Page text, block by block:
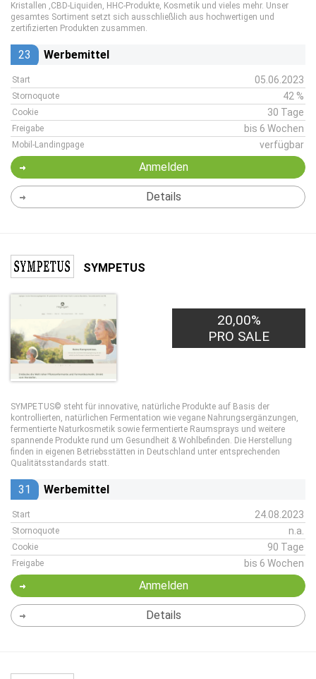
Kristallen ,CBD-Liquiden, HHC-Produkte, Kosmetik und vieles mehr. Unser
gesamtes Sortiment setzt sich ausschließlich aus hochwertigen und
zertifizierten Produkten zusammen.
23 Werbemittel
Start 05.06.2023
Stornoquote 42 %
Cookie 30 Tage
Freigabe bis 6 Wochen
Mobil-Landingpage verfügbar
Anmelden
Details
SYMPETUS
20,00%
PRO SALE
SYMPETUS© steht für innovative, natürliche Produkte auf Basis der
kontrollierten, natürlichen Fermentation wie vegane Nahrungsergänzungen,
fermentierte Naturkosmetik sowie fermentierte Raumsprays und weitere
spannende Produkte rund um Gesundheit & Wohlbefinden. Die Herstellung
finden in eigenen Betriebsstätten in Deutschland unter entsprechenden
Qualitätsstandards statt.
31 Werbemittel
Start 24.08.2023
Stornoquote n.a.
Cookie 90 Tage
Freigabe bis 6 Wochen
Anmelden
Details